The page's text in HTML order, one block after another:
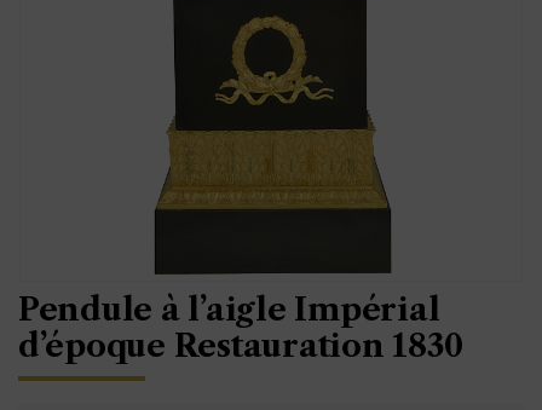
Pendule à l’aigle Impérial
d’époque Restauration 1830